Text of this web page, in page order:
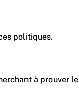
politiques.
à